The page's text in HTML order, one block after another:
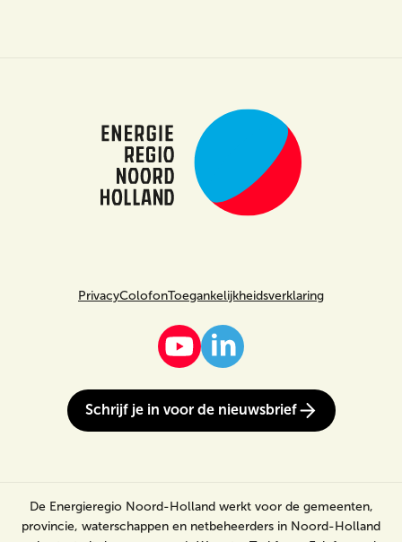
PrivacyColofonToegankelijkheidsverklaring
Schrijf je in voor de nieuwsbrief
De Energieregio Noord-Holland werkt voor de gemeenten,
provincie, waterschappen en netbeheerders in Noord-Holland